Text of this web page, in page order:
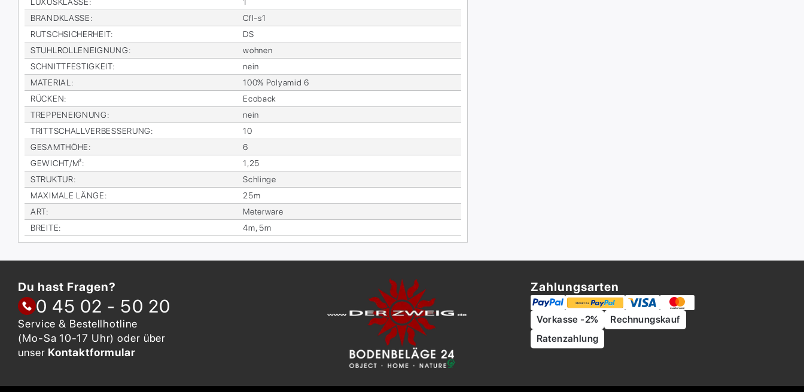
BRAND­KLAS­SE:
Cfl-s1
RUTSCH­SI­CHER­HEIT:
DS
STUHL­ROL­LEN­EIG­NUNG:
woh­nen
SCHNITT­FES­TIG­KEIT:
nein
MA­TE­RI­AL :
100% Po­ly­amid 6
RÜ­CKEN:
Eco­back
TREP­PEN­EIG­NUNG:
nein
TRITT­SCHALL­VER­BES­SE­RUNG:
10
GE­SAMT­HÖ­HE:
6
GE­WICHT/M²:
1,25
STRUK­TUR:
Schlin­ge
MA­XI­MA­LE LÄN­GE:
25m
ART:
Me­ter­wa­re
BREI­TE: 4m, 5m
Du hast Fragen?
0 45 02 - 50 20
Service & Bestellhotline
(Mo-Sa 10-17 Uhr) oder über
unser Kontaktformular
Zahlungsarten
Vorkasse -2%
Rechnungskauf
Ratenzahlung